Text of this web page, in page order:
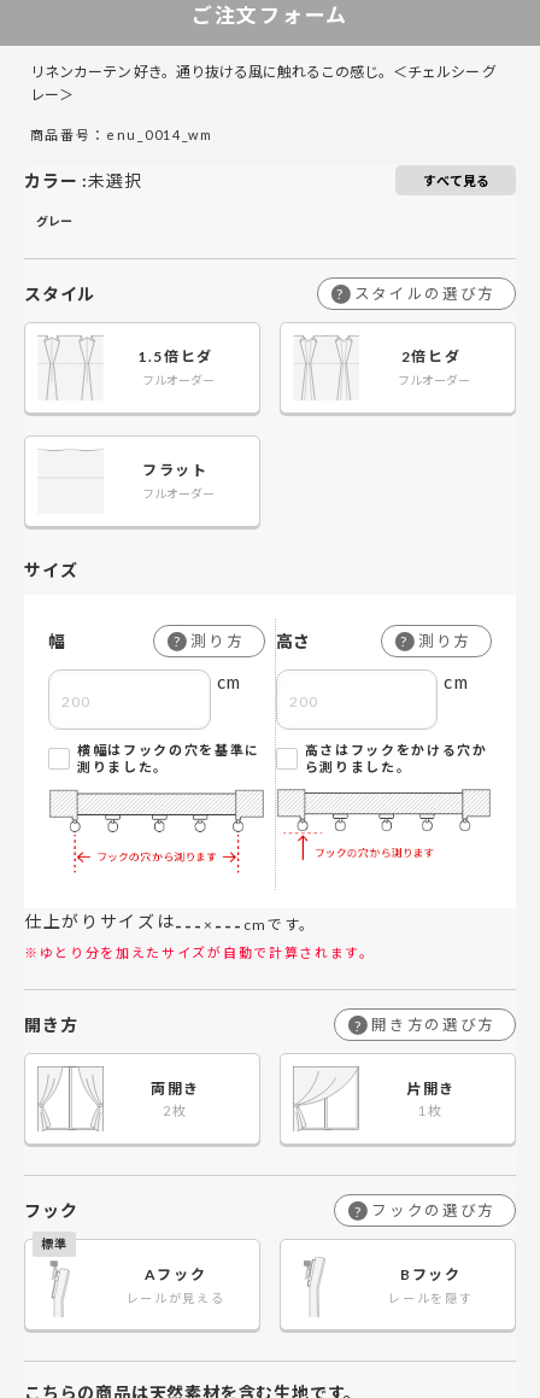
101～120
141～160
161～180 ￥22,880 ￥33,440 ￥44,000
181～200 ￥12,375 ￥24,750 ￥36,300 ￥47,850
￥13,365 ￥26,730 ￥39,160 ￥51,700
￥14,355
241～260 ￥15,345 ￥30,580
101～120
141～160
161～180 ￥25,410 ￥37,840
181～200 ￥13,255 ￥27,610 ￥41,250
￥14,355 ￥29,920 ￥44,660
￥15,565
241～260 ￥16,665
ご注文フォーム
リネンカーテン 好き。通り抜ける風に触れるこの感じ。＜チェルシー グ
レー＞
商品番号：enu_0014_wm
カラー :未選択 すべて見る
グレー
スタイル ? スタイルの選び方
1.5倍ヒダ
フルオーダー
2倍ヒダ
フルオーダー
フラット
フルオーダー
サイズ
幅 ? 測り方
cm
横幅はフックの穴を基準に
測りました。
高さ ? 測り方
cm
高さはフックをかける穴か
ら測りました。
仕上がりサイズは--- × --- cmです。
※ゆとり分を加えたサイズが自動で計算されます。
開き方 ? 開き方の選び方
両開き 片開き
フック ? フックの選び方
Aフック
レールが見える
Bフック
レールを隠す
こちらの商品は天然素材を含む生地です。